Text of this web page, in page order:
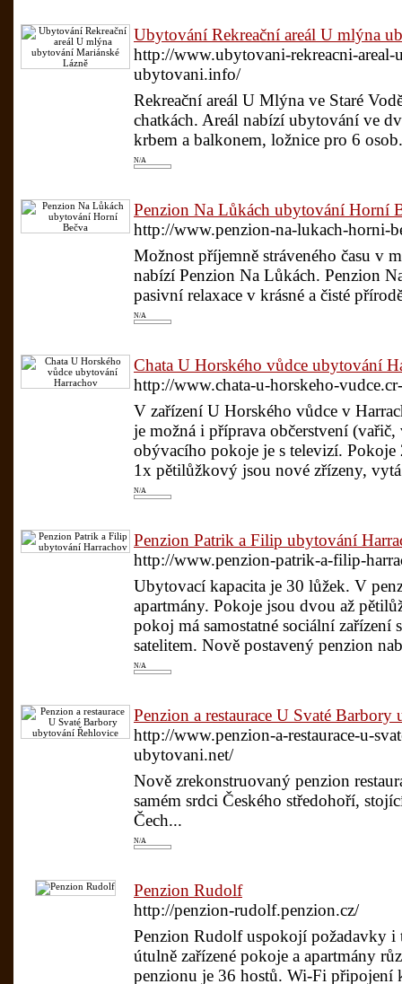
Ubytování Rekreační areál U mlýna
http://www.ubytovani-rekreacni-areal-
ubytovani.info/
Rekreační areál U Mlýna ve Staré
chatkách. Areál nabízí ubytování ve
krbem a balkonem, ložnice pro 6
N/A
Penzion Na Lůkách ubytování Horní
http://www.penzion-na-lukach-horni-
Možnost příjemně stráveného času v
nabízí Penzion Na Lůkách. Penzion
pasivní relaxace v krásné a čisté
N/A
Chata U Horského vůdce ubytování
http://www.chata-u-horskeho-
V zařízení U Horského vůdce v
je možná i příprava občerstvení
obývacího pokoje je s televizí.
1x pětilůžkový jsou nové zřízeny,
N/A
Penzion Patrik a Filip ubytování
http://www.penzion-patrik-a-filip-
Ubytovací kapacita je 30 lůžek. V
apartmány. Pokoje jsou dvou až
pokoj má samostatné sociální
satelitem. Nově postavený penzion
N/A
Penzion a restaurace U Svaté
http://www.penzion-a-restaurace-u-
ubytovani.net/
Nově zrekonstruovaný penzion
samém srdci Českého středohoří,
Čech...
N/A
Penzion Rudolf
http://penzion-rudolf.penzion.cz/
Penzion Rudolf uspokojí požadavky i
útulně zařízené pokoje a apartmány
penzionu je 36 hostů. Wi-Fi připojení